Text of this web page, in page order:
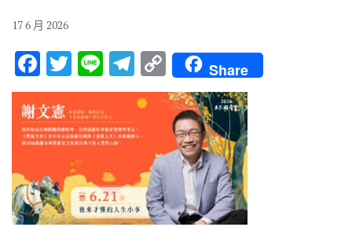
176 月 2026
F
ac
e
b
o
k
T
w
it
te
r
Li
n
e
T
el
e
gr
a
m
C
o
p
y
Li
n
k
Share